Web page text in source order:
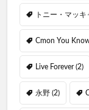
トニー・マッキ
Cmon You
Live Forever(2)
永野 (2)